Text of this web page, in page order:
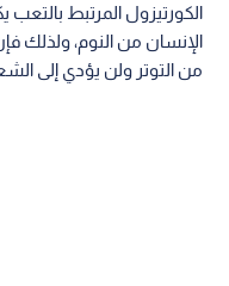
الكورتيزول المرتبط
الإنسان من النوم، ولذلك
من التوتر ولن يؤدي إلى